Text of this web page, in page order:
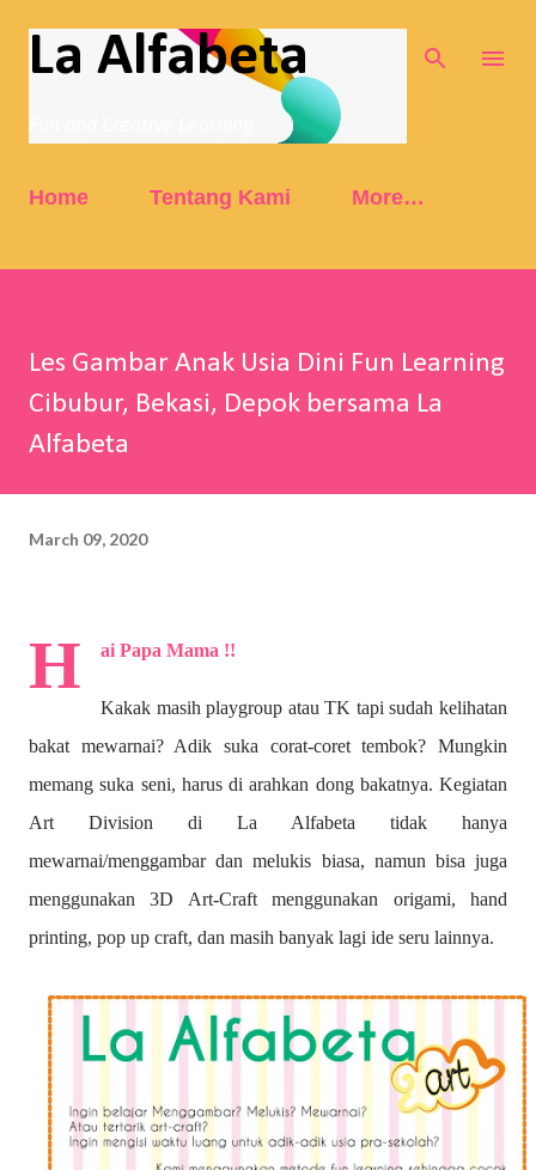
Skip to main content
La Alfabeta
Home Tentang Kami More…
Les Gambar Anak Usia Dini Fun Learning
Cibubur, Bekasi, Depok bersama La
Alfabeta
March 09, 2020
H ai Papa Mama !!
Kakak masih playgroup atau TK tapi sudah kelihatan
bakat mewarnai? Adik suka corat-coret tembok? Mungkin
memang suka seni, harus di arahkan dong bakatnya. Kegiatan
Art Division di La Alfabeta tidak hanya
mewarnai/menggambar dan melukis biasa, namun bisa juga
menggunakan 3D Art-Craft menggunakan origami, hand
printing, pop up craft, dan masih banyak lagi ide seru lainnya.